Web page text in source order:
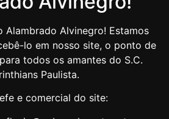
Alambrado Alvinegro! Estamos
lo em nosso site, o ponto de
todos os amantes do S.C.
Paulista.
e comercial do site: